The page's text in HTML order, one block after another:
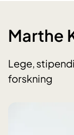
Marthe
Lege,
forskning